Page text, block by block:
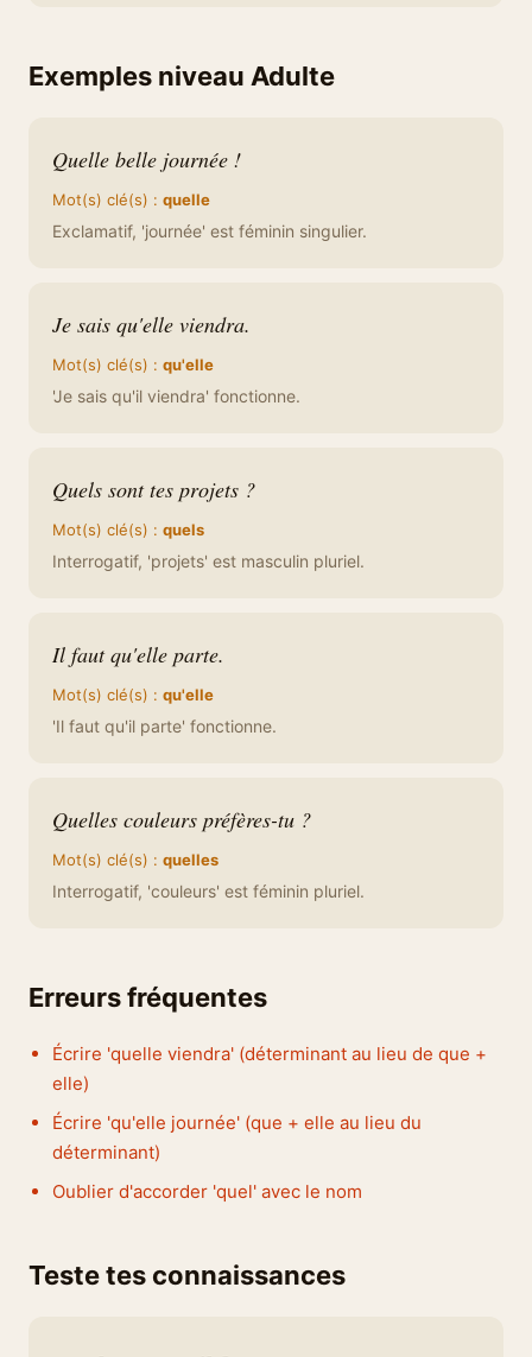
Exemples niveau Adulte
Quelle belle journée !
Mot(s) clé(s) : quelle
Exclamatif, 'journée' est féminin singulier.
Je sais qu'elle viendra.
Mot(s) clé(s) : qu'elle
'Je sais qu'il viendra' fonctionne.
Quels sont tes projets ?
Mot(s) clé(s) : quels
Interrogatif, 'projets' est masculin pluriel.
Il faut qu'elle parte.
Mot(s) clé(s) : qu'elle
'Il faut qu'il parte' fonctionne.
Quelles couleurs préfères-tu ?
Mot(s) clé(s) : quelles
Interrogatif, 'couleurs' est féminin pluriel.
Erreurs fréquentes
Écrire 'quelle viendra' (déterminant au lieu de que +
elle)
Écrire 'qu'elle journée' (que + elle au lieu du
déterminant)
Oublier d'accorder 'quel' avec le nom
Teste tes connaissances